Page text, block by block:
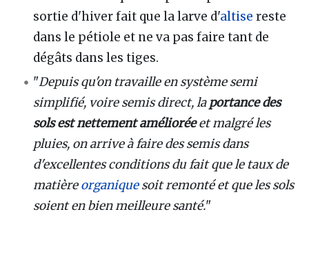
sortie d'hiver fait que la larve d'altise reste
dans le pétiole et ne va pas faire tant de
dégâts dans les tiges.
"Depuis qu'on travaille en système semi
simplifié, voire semis direct, laportance des
sols est nettement amélioréeet malgré les
pluies, on arrive à faire des semis dans
d'excellentes conditions du fait que le taux de
matièreorganiquesoit remonté et que les sols
soient en bien meilleure santé."